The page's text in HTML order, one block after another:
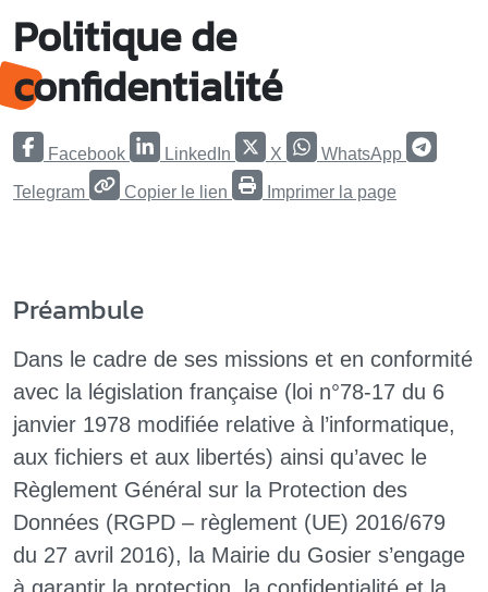
Politique de
confidentialité
Facebook LinkedIn X WhatsApp
Telegram Copier le lien Imprimer la page
Préambule
Dans le cadre de ses missions et en conformité
avec la législation française (loi n°78-17 du 6
janvier 1978 modifiée relative à l’informatique,
aux fichiers et aux libertés) ainsi qu’avec le
Règlement Général sur la Protection des
Données (RGPD – règlement (UE) 2016/679
du 27 avril 2016), la Mairie du Gosier s’engage